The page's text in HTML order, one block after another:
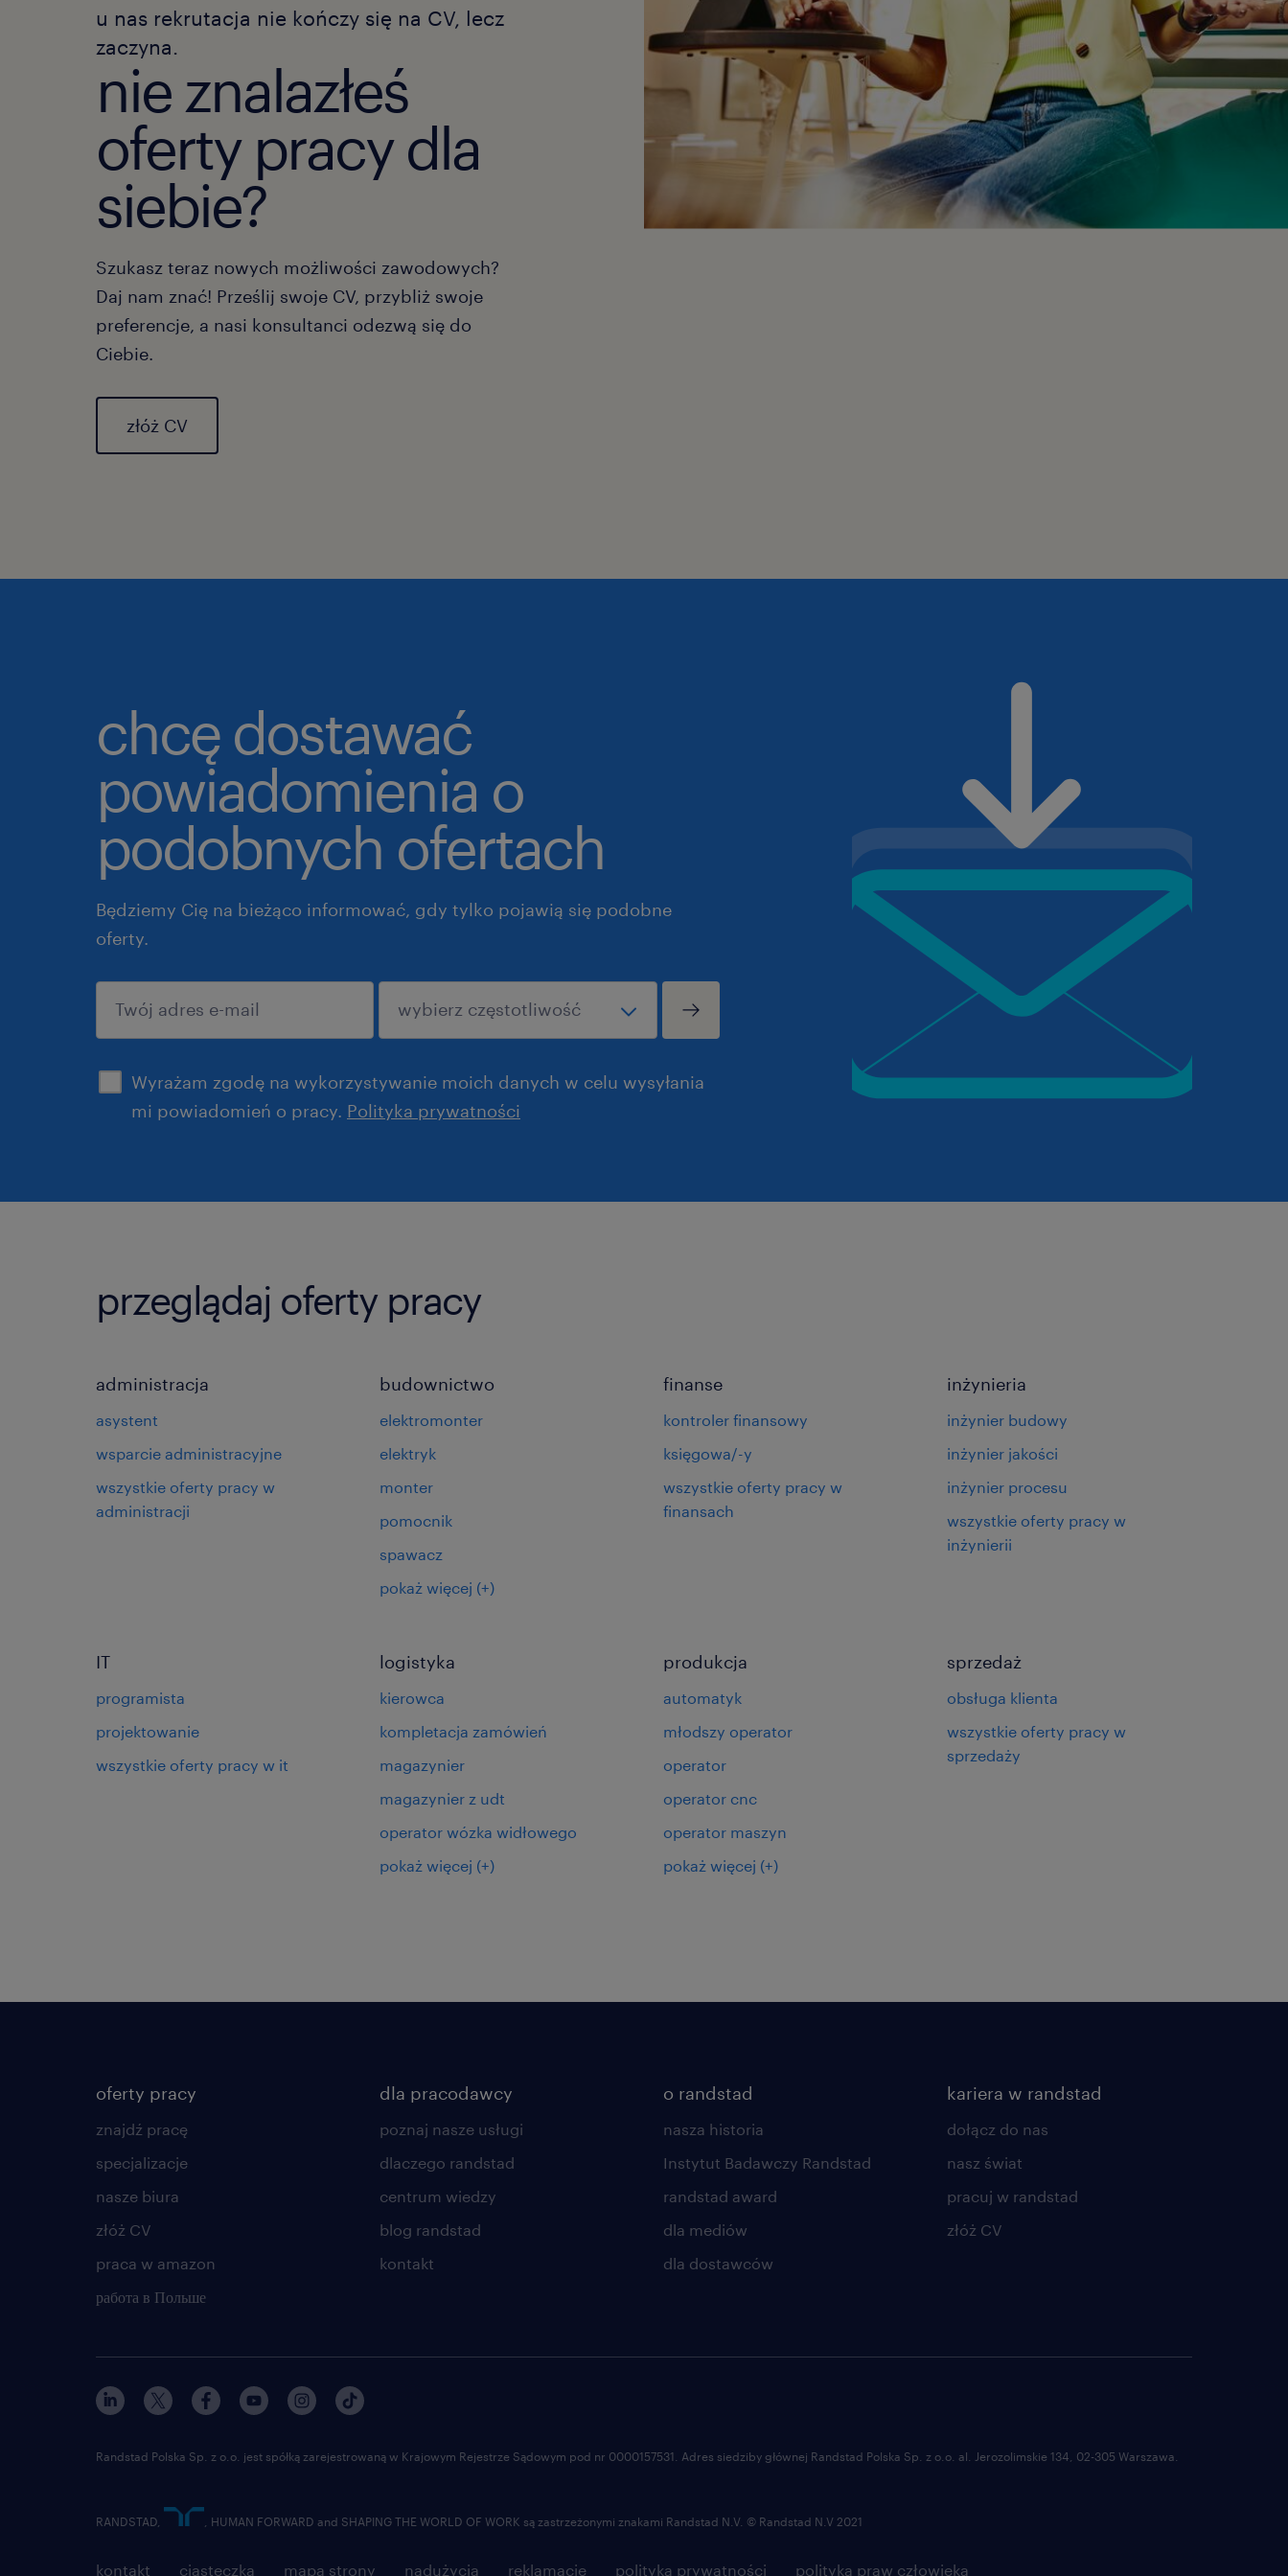
u nas rekrutacja nie kończy się na CV, lecz
zaczyna.
nie znalazłeś
oferty pracy dla
siebie?
Szukasz teraz nowych możliwości zawodowych?
Daj nam znać! Prześlij swoje CV, przybliż swoje
preferencje, a nasi konsultanci odezwą się do
Ciebie.
złóż CV
chcę dostawać
powiadomienia o
podobnych ofertach
Będziemy Cię na bieżąco informować, gdy tylko pojawią się podobne
oferty.
Wyrażam zgodę na wykorzystywanie moich danych w celu wysyłania
mi powiadomień o pracy. Polityka prywatności
potwierdź
przeglądaj oferty pracy
administracja
asystent
wsparcie administracyjne
wszystkie oferty pracy w
administracji
budownictwo
elektromonter
elektryk
monter
pomocnik
spawacz
pokaż więcej (+)
finanse
kontroler finansowy
księgowa/-y
wszystkie oferty pracy w
finansach
inżynieria
inżynier budowy
inżynier jakości
inżynier procesu
wszystkie oferty pracy w
inżynierii
IT
programista
projektowanie
wszystkie oferty pracy w it
logistyka
kierowca
kompletacja zamówień
magazynier
magazynier z udt
operator wózka widłowego
pokaż więcej (+)
produkcja
automatyk
młodszy operator
operator
operator cnc
operator maszyn
pokaż więcej (+)
sprzedaż
obsługa klienta
wszystkie oferty pracy w
sprzedaży
oferty pracy
znajdź pracę
specjalizacje
nasze biura
złóż CV
praca w amazon
работа в Польше
dla pracodawcy
poznaj nasze usługi
dlaczego randstad
centrum wiedzy
blog randstad
kontakt
o randstad
nasza historia
Instytut Badawczy Randstad
randstad award
dla mediów
dla dostawców
kariera w randstad
dołącz do nas
nasz świat
pracuj w randstad
złóż CV
kontakt ciasteczka mapa strony nadużycia reklamacje polityka prywatności polityka praw człowieka
Randstad Polska Sp. z o.o. jest spółką zarejestrowaną w Krajowym Rejestrze Sądowym pod nr 0000157531. Adres siedziby głównej Randstad Polska Sp. z o.o. al. Jerozolimskie 134, 02-305 Warszawa.
RANDSTAD, , HUMAN FORWARD and SHAPING THE WORLD OF WORK są zastrzeżonymi znakami Randstad N.V. © Randstad N.V 2021